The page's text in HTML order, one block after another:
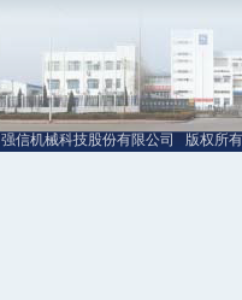
强信机械科技股份有限公司 版权所